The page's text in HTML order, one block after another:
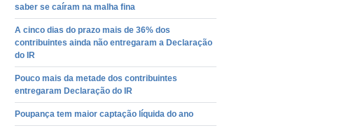
saber se caíram na malha fina
A cinco dias do prazo mais de 36% dos
contribuintes ainda não entregaram a Declaração
do IR
Pouco mais da metade dos contribuintes
entregaram Declaração do IR
Poupança tem maior captação líquida do ano